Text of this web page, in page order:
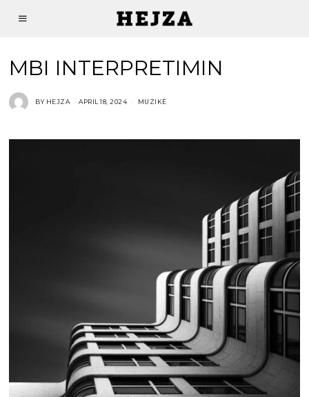
MBI INTERPRETIMIN
BY HEJZA APRIL 18, 2024 MUZIKË